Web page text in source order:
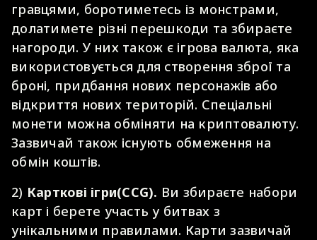
гравцями, боротиметесь із монстрами,
долатимете різні перешкоди та збираєте
нагороди. У них також є ігрова валюта, яка
використовується для створення зброї та
броні, придбання нових персонажів або
відкриття нових територій. Спеціальні
монети можна обміняти на криптовалюту.
Зазвичай також існують обмеження на
обмін коштів.
2) Карткові ігри(CCG). Ви збираєте набори
карт і берете участь у битвах з
унікальними правилами. Карти зазвичай